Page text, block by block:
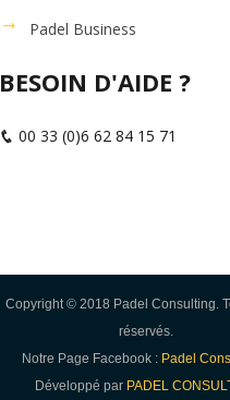
Padel Business
BESOIN D'AIDE ?
00 33 (0)6 62 84 15 71
Copyright © 2018 Padel Consulting.
réservés.
Notre Page Facebook : Padel
Développé par PADEL